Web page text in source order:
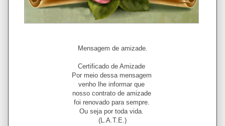
Mensagem de amizade.
Certificado de Amizade
Por meio dessa mensagem
venho lhe informar que
nosso contrato de amizade
foi renovado para sempre.
Ou seja por toda vida.
(L.A.T.E.)